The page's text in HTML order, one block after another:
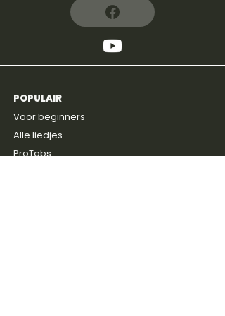
POPULAIR
Voor beginners
Alle liedjes
ProTabs